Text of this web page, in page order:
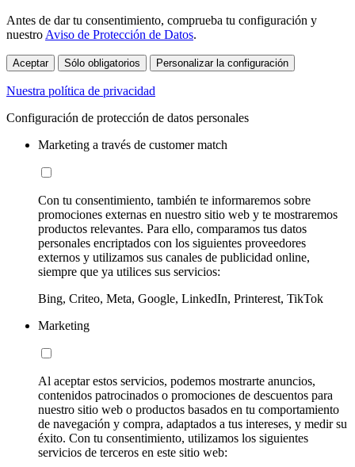
Antes de dar tu consentimiento, comprueba tu configuración y
nuestro Aviso de Protección de Datos.
Aceptar Sólo obligatorios Personalizar la configuración
Nuestra política de privacidad
Configuración de protección de datos personales
Marketing a través de customer match
Con tu consentimiento, también te informaremos sobre
promociones externas en nuestro sitio web y te mostraremos
productos relevantes. Para ello, comparamos tus datos
personales encriptados con los siguientes proveedores
externos y utilizamos sus canales de publicidad online,
siempre que ya utilices sus servicios:
Bing, Criteo, Meta, Google, LinkedIn, Printerest, TikTok
Marketing
Al aceptar estos servicios, podemos mostrarte anuncios,
contenidos patrocinados o promociones de descuentos para
nuestro sitio web o productos basados en tu comportamiento
de navegación y compra, adaptados a tus intereses, y medir su
éxito. Con tu consentimiento, utilizamos los siguientes
servicios de terceros en este sitio web: